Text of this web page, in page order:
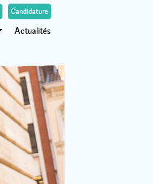
Candidature
Actualités